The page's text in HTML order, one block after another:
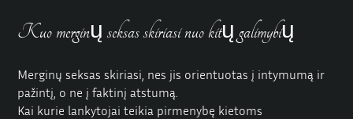
Kuo merginų seksas skiriasi nuo kitų galimybių
Merginų seksas skiriasi, nes jis orientuotas į intymumą ir
pažintį, o ne į faktinį atstumą.
Kai kurie lankytojai teikia pirmenybę kietoms